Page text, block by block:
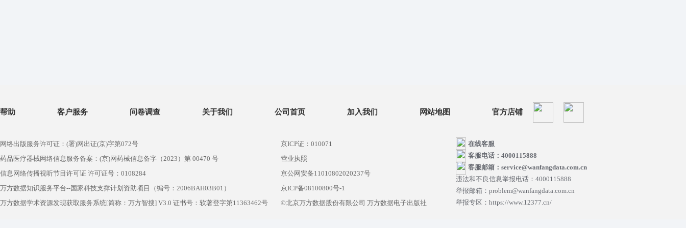
帮助 客户服务 问卷调查 关于我们 公司首页 加入我们 网站地图 官方店铺
网络出版服务许可证：(署)网出证(京)字第072号
药品医疗器械网络信息服务备案：(京)网药械信息备字（2023）第 00470 号
信息网络传播视听节目许可证 许可证号：0108284
万方数据知识服务平台--国家科技支撑计划资助项目（编号：2006BAH03B01）
万方数据学术资源发现获取服务系统[简称：万方智搜] V3.0 证书号：软著登字第11363462号
京ICP证：010071
营业执照
京公网安备11010802020237号
京ICP备08100800号-1
©北京万方数据股份有限公司 万方数据电子出版社
在线客服
客服电话：4000115888
客服邮箱：service@wanfangdata.com.cn
违法和不良信息举报电话：4000115888
举报邮箱：problem@wanfangdata.com.cn
举报专区：https://www.12377.cn/